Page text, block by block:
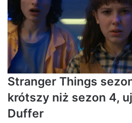
Stranger Things
krótszy niż sezon 4,
Duffer